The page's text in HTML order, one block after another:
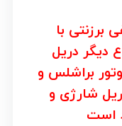
با
دیگر دریل
براشلس و
شارژی و
است